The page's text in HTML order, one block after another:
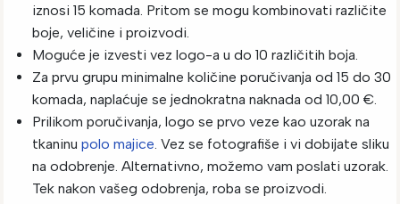
iznosi 15 komada. Pritom se mogu kombinovati različite
boje, veličine i proizvodi.
Moguće je izvesti vez logo-a u do 10 različitih boja.
Za prvu grupu minimalne količine poručivanja od 15 do 30
komada, naplaćuje se jednokratna naknada od 10,00 €.
Prilikom poručivanja, logo se prvo veze kao uzorak na
tkaninu polo majice. Vez se fotografiše i vi dobijate sliku
na odobrenje. Alternativno, možemo vam poslati uzorak.
Tek nakon vašeg odobrenja, roba se proizvodi.